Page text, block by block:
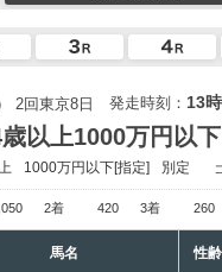
2回東京8日 発走時刻： 13
以上1000万円以下
1000万円以下[指定] 別定
2着 420 3着 260
馬名 性齢